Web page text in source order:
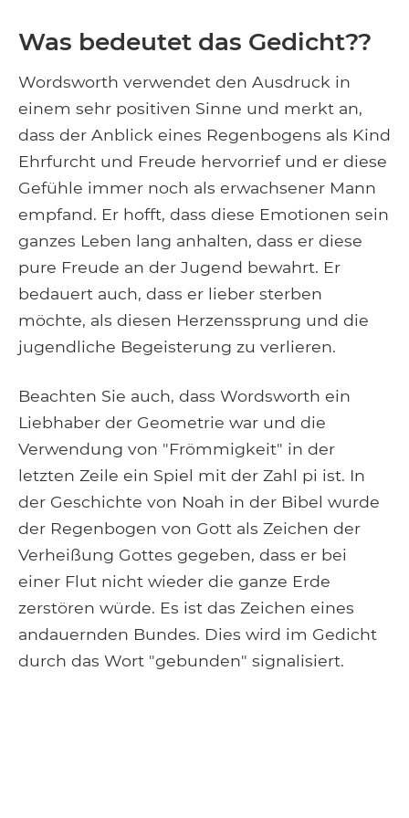
Was bedeutet das Gedicht??
Wordsworth verwendet den Ausdruck in
einem sehr positiven Sinne und merkt an,
dass der Anblick eines Regenbogens als Kind
Ehrfurcht und Freude hervorrief und er diese
Gefühle immer noch als erwachsener Mann
empfand. Er hofft, dass diese Emotionen sein
ganzes Leben lang anhalten, dass er diese
pure Freude an der Jugend bewahrt. Er
bedauert auch, dass er lieber sterben
möchte, als diesen Herzenssprung und die
jugendliche Begeisterung zu verlieren.
Beachten Sie auch, dass Wordsworth ein
Liebhaber der Geometrie war und die
Verwendung von "Frömmigkeit" in der
letzten Zeile ein Spiel mit der Zahl pi ist. In
der Geschichte von Noah in der Bibel wurde
der Regenbogen von Gott als Zeichen der
Verheißung Gottes gegeben, dass er bei
einer Flut nicht wieder die ganze Erde
zerstören würde. Es ist das Zeichen eines
andauernden Bundes. Dies wird im Gedicht
durch das Wort "gebunden" signalisiert.